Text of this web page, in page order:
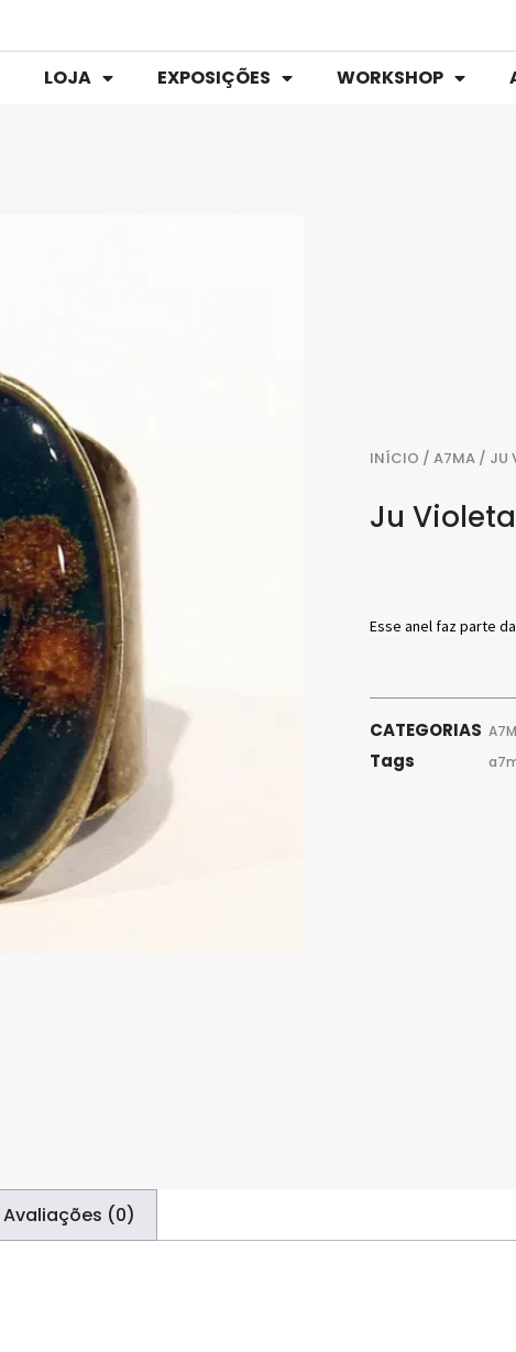
LOJA EXPOSIÇÕES WORKSHOP
INÍCIO /A7MA / JU
Ju
Esse anel faz parte
CATEGORIAS
Tags
Avaliações (0)